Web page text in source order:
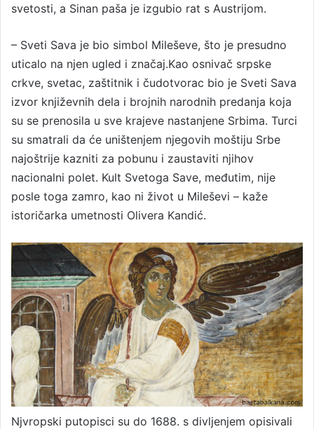
svetosti, a Sinan paša je izgubio rat s Austrijom.
– Sveti Sava je bio simbol Mileševe, što je presudno
uticalo na njen ugled i značaj.Kao osnivač srpske
crkve, svetac, zaštitnik i čudotvorac bio je Sveti Sava
izvor književnih dela i brojnih narodnih predanja koja
su se prenosila u sve krajeve nastanjene Srbima. Turci
su smatrali da će uništenjem njegovih moštiju Srbe
najoštrije kazniti za pobunu i zaustaviti njihov
nacionalni polet. Kult Svetoga Save, međutim, nije
posle toga zamro, kao ni život u Mileševi – kaže
istoričarka umetnosti Olivera Kandić.
Njvropski putopisci su do 1688. s divljenjem opisivali